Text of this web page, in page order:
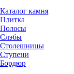
Каталог камня
Плитка
Полосы
Слэбы
Столешницы
Ступени
Бордюр